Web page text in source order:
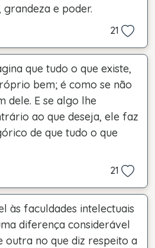
e poder.
21
que tudo o que existe,
bem; é como se não
dele. E se algo lhe
ao que deseja, ele faz
de que tudo o que
21
às faculdades intelectuais
diferença considerável
outra no que diz respeito a